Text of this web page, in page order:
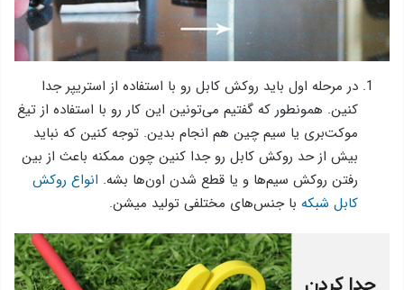
در مرحله‌ اول باید روکش کابل رو با استفاده از استریپر جدا
کنین. همونطور که گفتیم می‌تونین این کار رو با استفاده از تیغ
موکت‌بری یا سیم چین هم انجام بدین. توجه کنین که نباید
بیش از حد روکش کابل رو جدا کنین چون ممکنه باعث از بین
رفتن روکش سیم‌ها و یا قطع شدن اون‌ها بشه. انواع روکش
کابل شبکه با جنس‌های مختلفی تولید میشن.